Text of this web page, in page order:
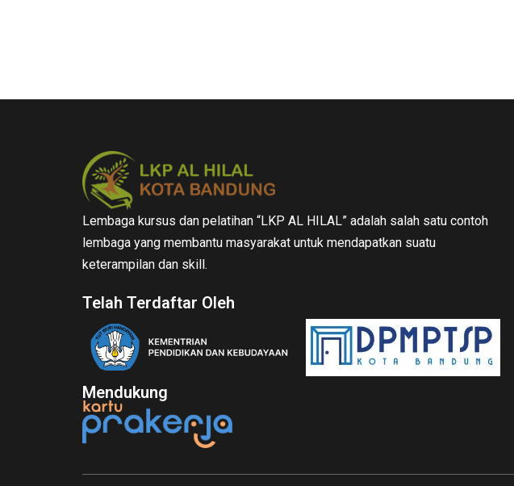
Lembaga kursus dan pelatihan “LKP AL HILAL” adalah salah satu contoh
lembaga yang membantu masyarakat untuk mendapatkan suatu
keterampilan dan skill.
Telah Terdaftar Oleh
Mendukung